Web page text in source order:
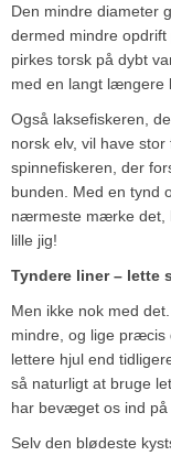
Den mindre diameter
dermed mindre
pirkes torsk på dybt
med en langt længere
Også laksefiskeren,
norsk elv, vil have
spinnefiskeren, der
bunden. Med en tynd
nærmeste mærke det,
lille jig!
Tyndere liner – lette
Men ikke nok med
mindre, og lige præcis
lettere hjul end
så naturligt at bruge
har bevæget os ind på
Selv den blødeste